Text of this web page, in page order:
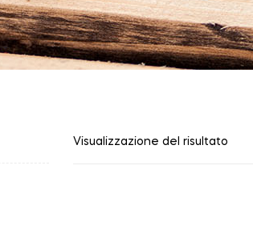
Visualizzazione del risultato